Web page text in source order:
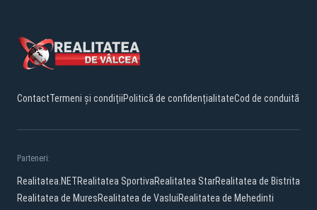
ContactTermeni și condițiiPolitică de confidențialitateCod de conduită
Parteneri:
Realitatea.NETRealitatea SportivaRealitatea StarRealitatea de Bistrita
Realitatea de MuresRealitatea de VasluiRealitatea de Mehedinti